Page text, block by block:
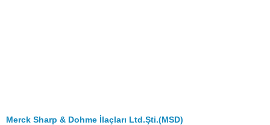
Merck Sharp & Dohme İlaçları Ltd.Şti.(MSD)